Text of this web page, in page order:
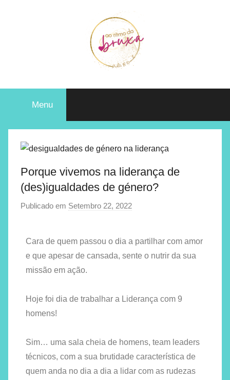
Judite
Rezende
Menu
Porque vivemos na liderança de
(des)igualdades de género?
Publicado em Setembro 22, 2022
J
u
t
e
s
Cara de quem passou o dia a partilhar com amor
e que apesar de cansada, sente o nutrir da sua
missão em ação.
Hoje foi dia de trabalhar a Liderança com 9
homens!
Sim… uma sala cheia de homens, team leaders
técnicos, com a sua brutidade característica de
quem anda no dia a dia a lidar com as rudezas